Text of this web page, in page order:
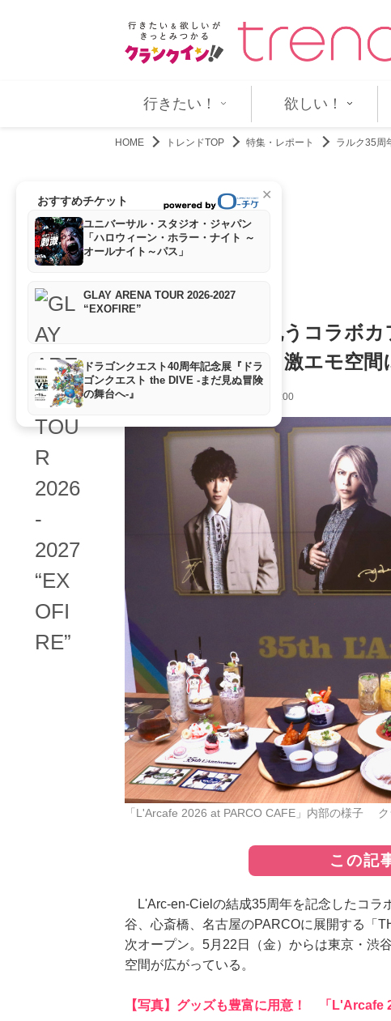
5社からスカウトされた美女30歳、艶や
行きたい！ 欲しい！
HOME トレンドTOP 特集・レポート ラルク35周
✕
おすすめチケット
ユニバーサル・スタジオ・ジャパン
「ハロウィーン・ホラー・ナイト ～
オールナイト～パス」
GLAY ARENA TOUR 2026-2027
“EXOFIRE”
ドラゴンクエスト40周年記念展『ドラ
ゴンクエスト the DIVE -まだ見ぬ冒険
の舞台へ-』
ラルク35周年を祝うコラボ
対にニヤリとする激エモ空間
特集･レポート 2026年6月6日 12:00
「L'Arcafe 2026 at PARCO CAFE」内部の様子 ク
この記
L'Arc-en-Cielの結成35周年を記念したコラ
谷、心斎橋、名古屋のPARCOに展開する「
次オープン。5月22日（金）からは東京・渋
空間が広がっている。
【写真】グッズも豊富に用意！ 「L'Arcafe